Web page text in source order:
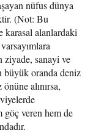
nüfus dünya
(Not: Bu
karasal alanlardaki
ziyade, sanayi ve
oranda deniz
alınırsa,
veren hem de